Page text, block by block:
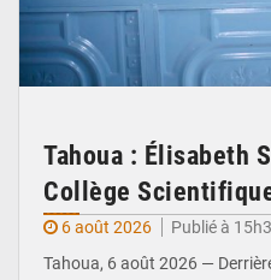
Tahoua : Élisabeth
Collège
6 août 2026
Publié à
Tahoua, 6 août 2026 —